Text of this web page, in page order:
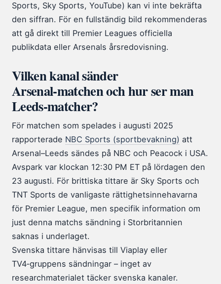
Sports, Sky Sports, YouTube) kan vi inte bekräfta
den siffran. För en fullständig bild rekommenderas
att gå direkt till Premier Leagues officiella
publikdata eller Arsenals årsredovisning.
Vilken kanal sänder
Arsenal‑matchen och hur ser man
Leeds‑matcher?
För matchen som spelades i augusti 2025
rapporterade NBC Sports (sportbevakning) att
Arsenal–Leeds sändes på NBC och Peacock i USA.
Avspark var klockan 12:30 PM ET på lördagen den
23 augusti. För brittiska tittare är Sky Sports och
TNT Sports de vanligaste rättighetsinnehavarna
för Premier League, men specifik information om
just denna matchs sändning i Storbritannien
saknas i underlaget.
Svenska tittare hänvisas till Viaplay eller
TV4‑gruppens sändningar – inget av
researchmaterialet täcker svenska kanaler.